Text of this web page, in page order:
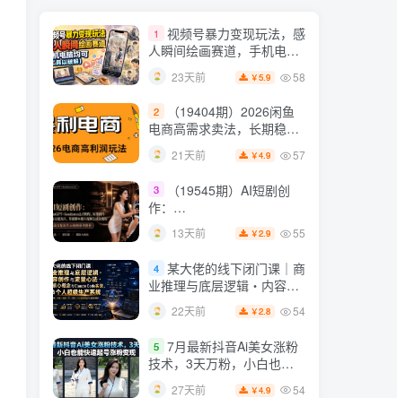
件实战经验
1
视频号暴力变现玩法，感
人瞬间绘画赛道，手机电脑
均可
23天前 ￥5.9 58
2
（19404期）2026闲鱼
电商高需求卖法，长期稳定
可做，一单利润300
21天前 ￥4.9 57
3
（19545期）AI短剧创
作：
ChatGPT+Seedance2.0教
程，从零制作恶毒女配短
全流程
13天前 ￥2.9 55
4 某大佬的线下闭门课｜商
业推理与底层逻辑・内容创
作与流量心法・AI核心概念
与Claude Code实战，打造
个人超级生产系统【录音
+图片】
22天前 ￥2.8 54
5 7月最新抖音Ai美女涨粉
技术，3天万粉，小白也能
快速起号涨粉变现
27天前 ￥4.9 54